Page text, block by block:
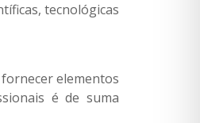
tecnológicas
elementos
é de suma